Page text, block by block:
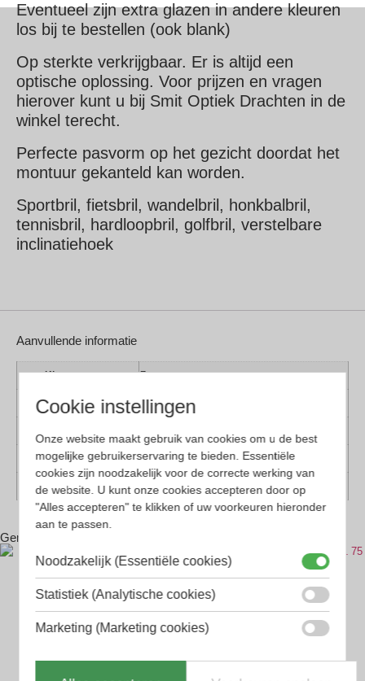
Eventueel zijn extra glazen in andere kleuren
los bij te bestellen (ook blank)
Op sterkte verkrijgbaar. Er is altijd een
optische oplossing. Voor prijzen en vragen
hierover kunt u bij Smit Optiek Drachten in de
winkel terecht.
Perfecte pasvorm op het gezicht doordat het
montuur gekanteld kan worden.
Sportbril, fietsbril, wandelbril, honkbalbril,
tennisbril, hardloopbril, golfbril, verstelbare
inclinatiehoek
Aanvullende informatie
Kleur montuur Zwart
Montuur materiaal Kunststof
Pasvorm Smal
Geschikt voor Dames, Heren
Gerelateerde producten
Cookie instellingen
Onze website maakt gebruik van cookies om u de best
mogelijke gebruikerservaring te bieden. Essentiële
cookies zijn noodzakelijk voor de correcte werking van
de website. U kunt onze cookies accepteren door op
"Alles accepteren" te klikken of uw voorkeuren hieronder
aan te passen.
Noodzakelijk (Essentiële cookies)
Statistiek (Analytische cookies)
Marketing (Marketing cookies)